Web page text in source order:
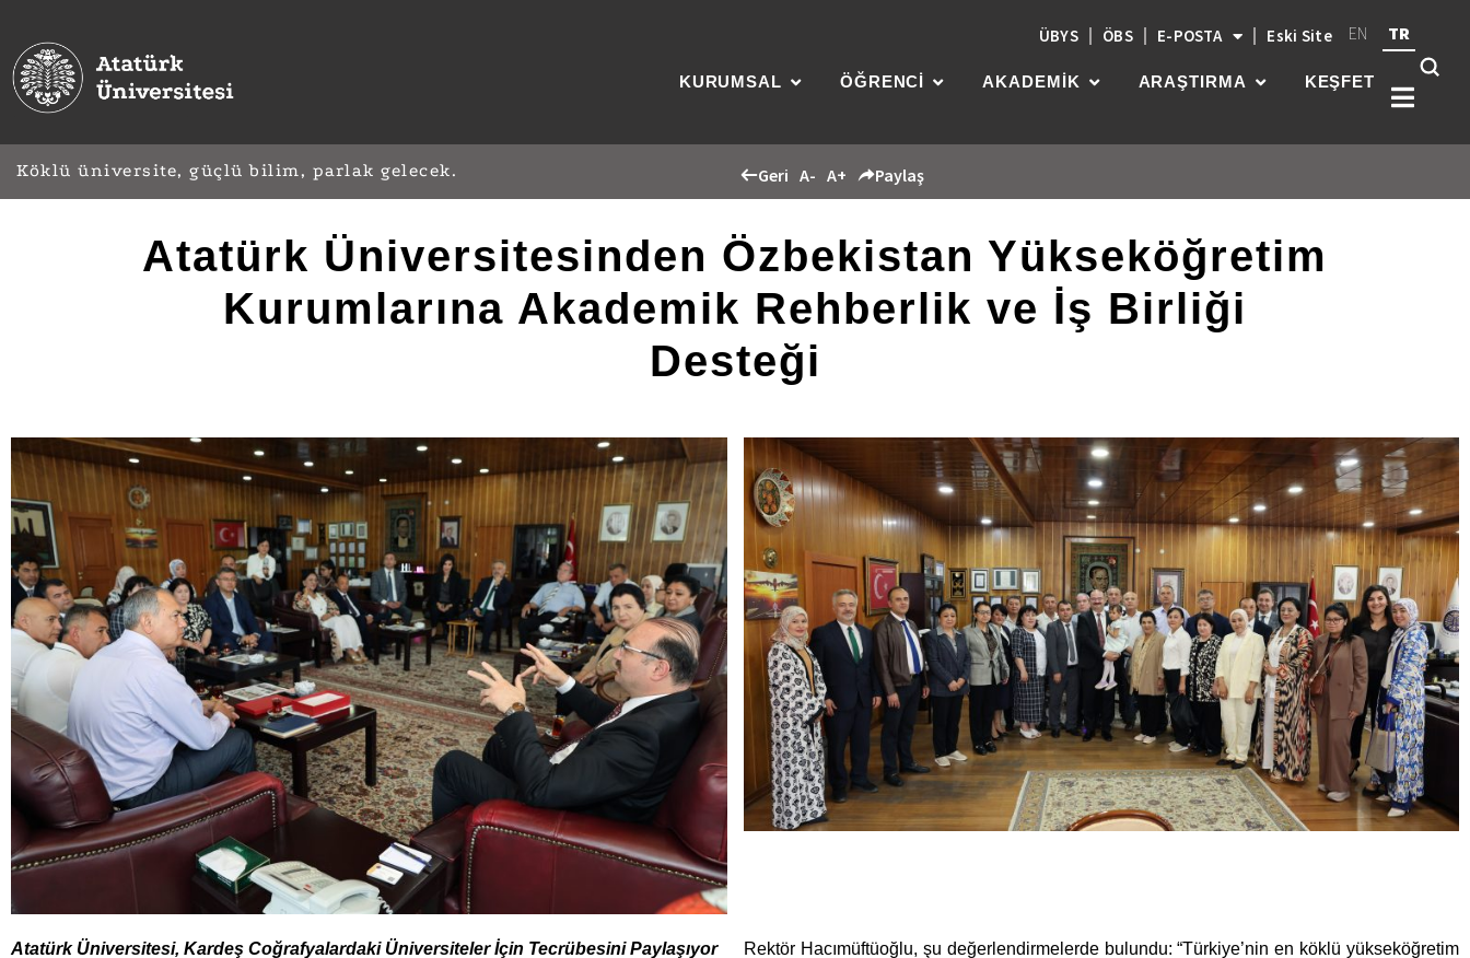
ÜBYS ÖBS E-POSTA Eski Site EN TR
KURUMSAL ÖĞRENCİ AKADEMİK ARAŞTIRMA KEŞFET
Köklü üniversite, güçlü bilim, parlak gelecek. Geri A- A+ Paylaş
Atatürk Üniversitesinden Özbekistan Yükseköğretim
Kurumlarına Akademik Rehberlik ve İş Birliği
Desteği
Atatürk Üniversitesi, Kardeş Coğrafyalardaki Üniversiteler İçin Tecrübesini Paylaşıyor
Rektör Hacımüftüoğlu, şu değerlendirmelerde bulundu: “Türkiye’nin en köklü yükseköğretim